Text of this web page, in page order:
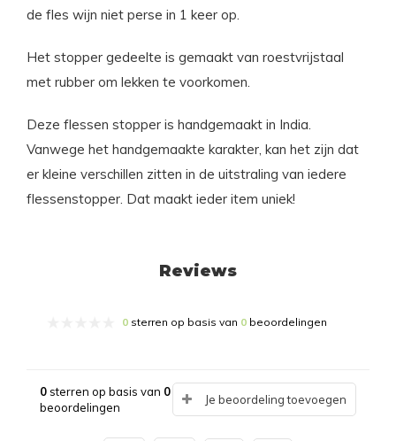
de fles wijn niet perse in 1 keer op.
Het stopper gedeelte is gemaakt van roestvrijstaal
met rubber om lekken te voorkomen.
Deze flessen stopper is handgemaakt in India.
Vanwege het handgemaakte karakter, kan het zijn dat
er kleine verschillen zitten in de uitstraling van iedere
flessenstopper. Dat maakt ieder item uniek!
Reviews
0 sterren op basis van 0 beoordelingen
0sterren op basis van 0
beoordelingen
Je beoordeling toevoegen